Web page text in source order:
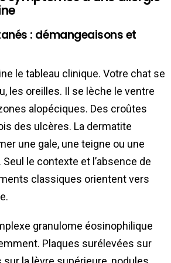
: démangeaisons et
le tableau clinique. Votre chat se
les oreilles. Il se lèche le ventre
alopéciques. Des croûtes
des ulcères. La dermatite
une gale, une teigne ou une
le contexte et l’absence de
classiques orientent vers
granulome éosinophilique
Plaques surélevées sur